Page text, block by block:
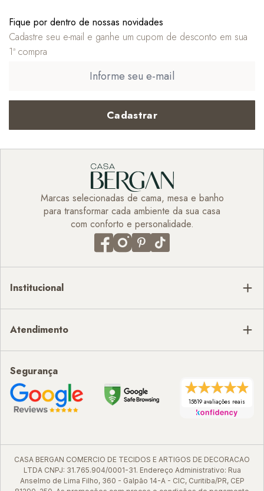
Fique por dentro de nossas novidades
Cadastre seu e-mail e ganhe um cupom de desconto em sua
1ª compra
Cadastrar
Marcas selecionadas de cama, mesa e banho
para transformar cada ambiente da sua casa
com conforto e personalidade.
Institucional
Atendimento
Segurança
15819 avaliações reais
CASA BERGAN COMERCIO DE TECIDOS E ARTIGOS DE DECORACAO
LTDA CNPJ: 31.765.904/0001-31. Endereço Administrativo: Rua
Anselmo de Lima Filho, 360 - Galpão 14-A - CIC, Curitiba/PR, CEP